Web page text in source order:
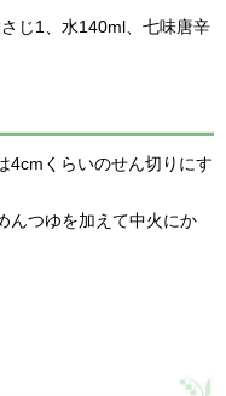
じ1、水140ml、七味唐辛
4cmくらいのせん切りにす
んつゆを加えて中火にか